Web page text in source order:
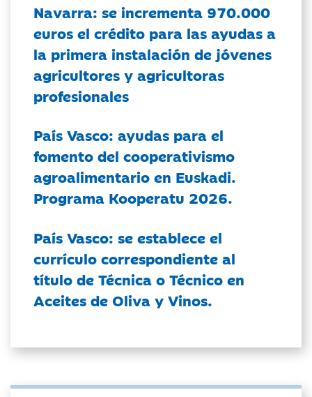
Navarra: se incrementa 970.000
euros el crédito para las ayudas a
la primera instalación de jóvenes
agricultores y agricultoras
profesionales
País Vasco: ayudas para el
fomento del cooperativismo
agroalimentario en Euskadi.
Programa Kooperatu 2026.
País Vasco: se establece el
currículo correspondiente al
título de Técnica o Técnico en
Aceites de Oliva y Vinos.